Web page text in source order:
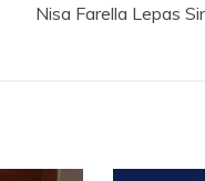
Nisa Farella Lepas